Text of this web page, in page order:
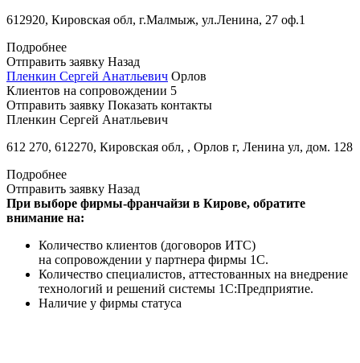
612920, Кировская обл, г.Малмыж, ул.Ленина, 27 оф.1
Подробнее
Отправить заявку Назад
Пленкин Сергей Анатльевич Орлов
Клиентов на сопровождении 5
Отправить заявку Показать контакты
Пленкин Сергей Анатльевич
612 270, 612270, Кировская обл, , Орлов г, Ленина ул, дом. 128
Подробнее
Отправить заявку Назад
При выборе фирмы-франчайзи в Кирове, обратите
внимание на:
Количество клиентов (договоров ИТС)
на сопровождении у партнера фирмы 1С.
Количество специалистов, аттестованных на внедрение
технологий и решений системы 1С:Предприятие.
Наличие у фирмы статуса